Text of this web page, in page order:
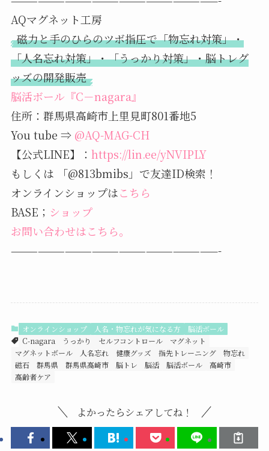
AQマグネット工房
磁力と手のひらのツボ指圧で「物忘れ対策」・
「人名忘れ対策」・「うっかり対策」・脳トレグ
ッズの開発販売
脳活ボール『C－nagara』
住所：群馬県高崎市上里見町801番地5
You tube ⇒ @AQ-MAG-CH
【公式LINE】： https://lin.ee/yNVIPLY
もしくは 「@813bmibs」で友達ID検索！
オンラインショップはこちら
BASE； ショップ
お問い合わせはこちら。
———————————————————————-
オンラインショップ 人名・物忘れが気になる方
脳活ボール
C-nagara
うっかり セルフコントロール
マグネット
マグネットボール
人名忘れ 健康グッズ 指先トレーニング
物忘れ
磁石
群馬県 群馬県高崎市 脳トレ 脳活 脳活ボール
高崎市
高齢者ケア
よかったらシェアしてね！